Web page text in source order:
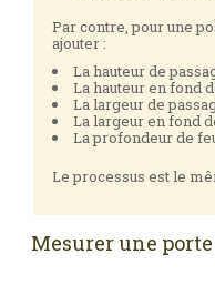
Par contre, pour une
ajouter :
La hauteur de
La hauteur en fond
La largeur de
La largeur en fond
La profondeur de
Le processus est le
Mesurer une